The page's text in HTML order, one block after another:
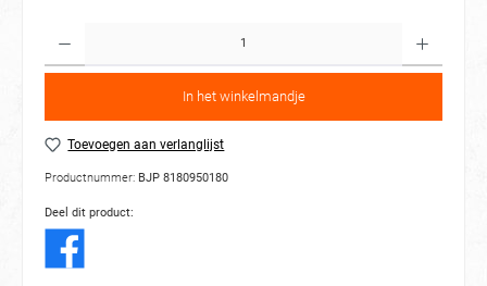
In het winkelmandje
Toevoegen aan verlanglijst
Productnummer: BJP 8180950180
Deel dit product: